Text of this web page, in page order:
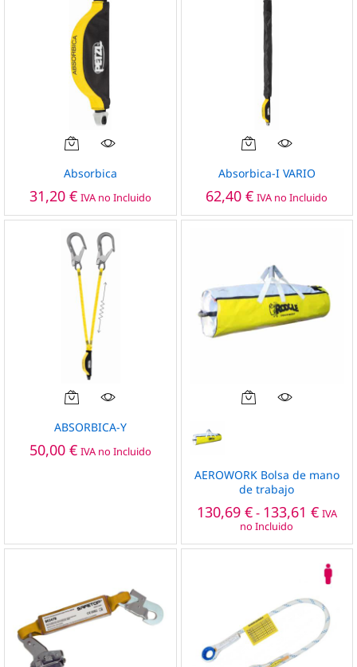
Absorbica
31,20 € IVA no Incluido
Absorbica-I VARIO
62,40€ IVA no Incluido
Este
producto
múltiples
pueden
la
página
ABSORBICA-Y
50,00 € IVA no Incluido
Este
variantes.
Las
opciones
se
pueden
página
de
producto
AEROWORK Bolsa de mano
de trabajo
130,69 €- 133,61 €Rango
de
desde
hasta
IVA
no Incluido